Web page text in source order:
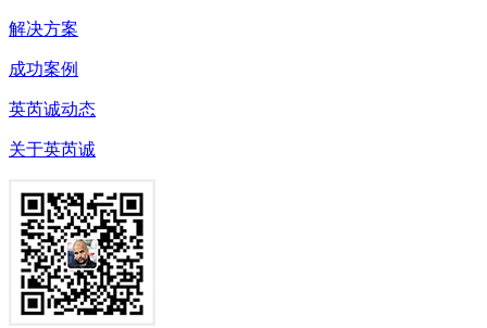
解决方案
成功案例
英芮诚动态
关于英芮诚